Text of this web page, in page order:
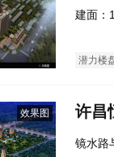
建面：
潜力楼
效果图 许昌
镜水路